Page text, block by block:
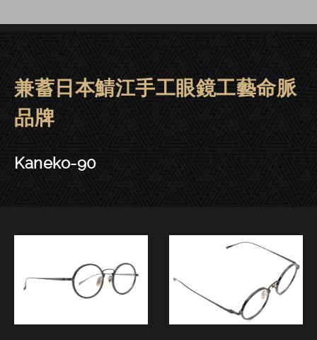
金子眼鏡 | 大安．東門－
兼蓄日本鯖江手工眼鏡工藝命脈
品牌
Kaneko-90